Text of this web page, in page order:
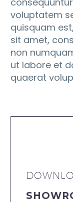
voluptatem
quisquam
sit amet,
non
ut labore et
quaerat